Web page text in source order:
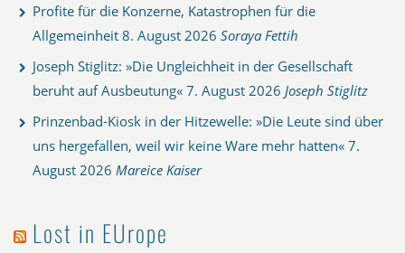
Profite für die Konzerne, Katastrophen für die
Allgemeinheit 8. August 2026 Soraya Fettih
Joseph Stiglitz: »Die Ungleichheit in der Gesellschaft
beruht auf Ausbeutung« 7. August 2026 Joseph Stiglitz
Prinzenbad-Kiosk in der Hitzewelle: »Die Leute sind über
uns hergefallen, weil wir keine Ware mehr hatten« 7.
August 2026 Mareice Kaiser
Lost in EUrope